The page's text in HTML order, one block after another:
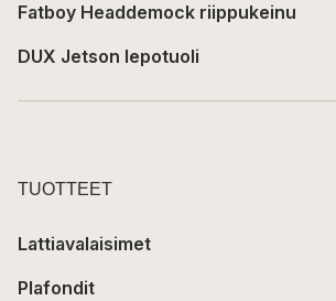
Fatboy Headdemock riippukeinu
DUX Jetson lepotuoli
TUOTTEET
Lattiavalaisimet
Plafondit